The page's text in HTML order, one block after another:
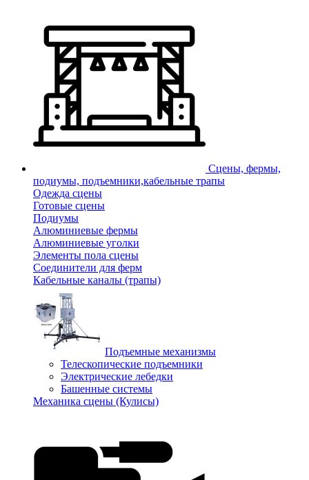
Сцены, фермы,
подиумы, подъемники,кабельные трапы
Одежда сцены
Готовые сцены
Подиумы
Алюминиевые фермы
Алюминиевые уголки
Элементы пола сцены
Соединители для ферм
Кабельные каналы (трапы)
Подъемные механизмы
Телескопические подъемники
Электрические лебедки
Башенные системы
Механика сцены (Кулисы)